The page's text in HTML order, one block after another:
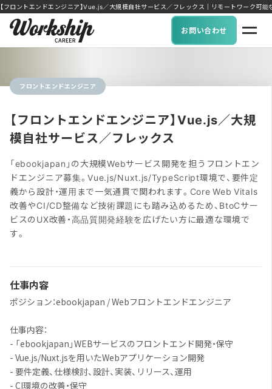
【フロントエンドエンジニア】Vue.js／大規模自社サービス／フレックス｜リモートワーク可
お問い合わせ
フロントエンドエンジニア
【フロントエンドエンジニア】Vue.js／大規
模自社サービス／フレックス
「ebookjapan」の大規模Webサービス開発を担うフロントエン
ドエンジニア募集。Vue.js/Nuxt.js/TypeScript環境で、要件定
義から設計・運用まで一気通貫で関われます。Core Web Vitals
改善やCI/CD整備など技術課題にも踏み込めるため、BtoCサー
ビスのUX改善・高品質開発経験を広げたい方に最適な環境で
す。
仕事内容
ポジション：ebookjapan / Webフロントエンドエンジニア
仕事内容：
- 「ebookjapan」WEBサービスのフロントエンド開発・保守
- Vue.js/Nuxt.jsを用いたWebアプリケーション開発
- 要件定義、仕様検討、設計、実装、リリース、運用
- CI環境の改善・保守